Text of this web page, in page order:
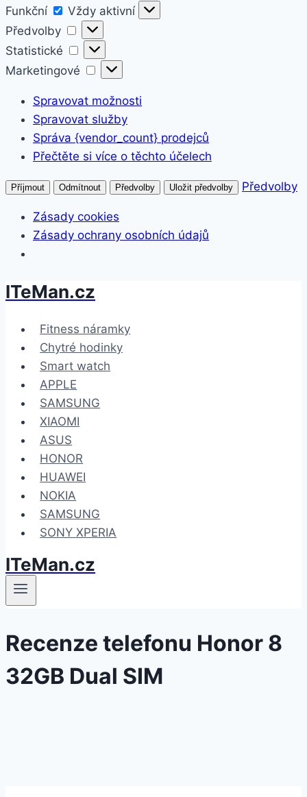
Funkční
Funkční
Vždy aktivní
Předvolby
Předvolby
Statistické
Statistické
Marketingové
Marketingové
Spravovat možnosti
Spravovat služby
Správa {vendor_count} prodejců
Přečtěte si více o těchto účelech
Příjmout Odmítnout Předvolby Uložit předvolby Předvolby
Zásady cookies
Zásady ochrany osobních údajů
Přeskočit
obsah
ITeMan.cz
Fitness náramky
Chytré hodinky
Smart watch
APPLE
SAMSUNG
XIAOMI
ASUS
HONOR
HUAWEI
NOKIA
SAMSUNG
SONY XPERIA
ITeMan.cz
Recenze telefonu Honor 8
32GB Dual SIM